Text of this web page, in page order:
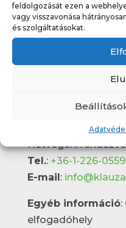
feldolgozását ezen a
vagy visszavonása
és szolgáltatásokat.
Elérhetőségek
Klauzál Gábor
Pénztári
Hétköznapokon
Hétvégén:
Tel.: +36-1-226-0559
E-mail :
Egyéb információ:
elfogadóhely